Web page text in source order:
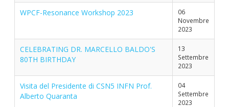
WPCF-Resonance Workshop 2023
06
Novembre
2023
CELEBRATING DR. MARCELLO BALDO'S
80TH BIRTHDAY
13
Settembre
2023
Visita del Presidente di CSN5 INFN Prof.
Alberto Quaranta
04
Settembre
2023